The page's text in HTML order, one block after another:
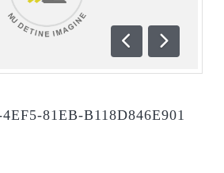
Anterioară
81EB-B118D846E901